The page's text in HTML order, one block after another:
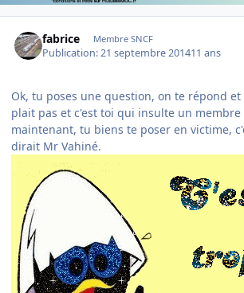
fabrice Membre SNCF
Publication:21 septembre 201411 ans
Ok, tu poses une question, on te répond
plait pas et c'est toi qui insulte un
maintenant, tu biens te poser en victime,
dirait Mr Vahiné.